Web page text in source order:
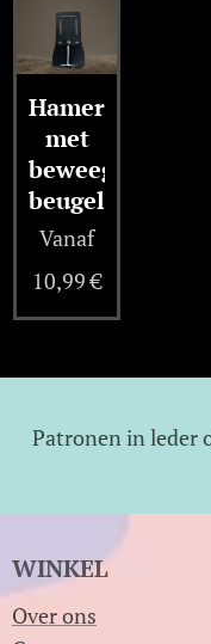
Hamerdrager
met
beweegbare
beugel
Vanaf
10,99€
Patronen in leder
WINKEL
Over ons